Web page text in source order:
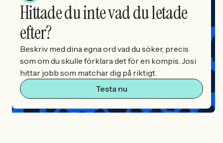
Hittade du inte vad du letade
efter?
Beskriv med dina egna ord vad du söker, precis
som om du skulle förklara det för en kompis. Josi
hittar jobb som matchar dig på riktigt.
Testa nu